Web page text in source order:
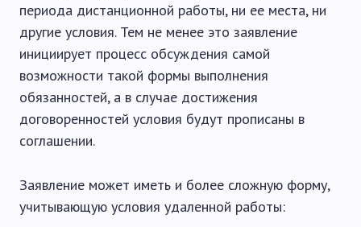
периода дистанционной работы, ни ее места, ни
другие условия. Тем не менее это заявление
инициирует процесс обсуждения самой
возможности такой формы выполнения
обязанностей, а в случае достижения
договоренностей условия будут прописаны в
соглашении.
Заявление может иметь и более сложную форму,
учитывающую условия удаленной работы: